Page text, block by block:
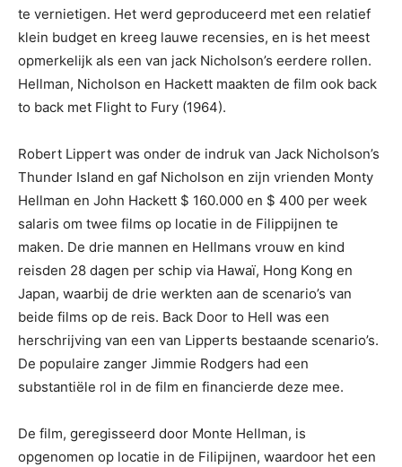
te vernietigen. Het werd geproduceerd met een relatief
klein budget en kreeg lauwe recensies, en is het meest
opmerkelijk als een van jack Nicholson’s eerdere rollen.
Hellman, Nicholson en Hackett maakten de film ook back
to back met Flight to Fury (1964).‎
‎Robert Lippert was onder de indruk van Jack Nicholson’s
Thunder Island en gaf Nicholson en zijn vrienden Monty
Hellman en John Hackett $ 160.000 en $ 400 per week
salaris om twee films op locatie in de Filippijnen te
maken. De drie mannen en Hellmans vrouw en kind
reisden 28 dagen per schip via Hawaï, Hong Kong en
Japan, waarbij de drie werkten aan de scenario’s van
beide films op de reis. Back Door to Hell was een
herschrijving van een van Lipperts bestaande scenario’s.
De populaire zanger Jimmie Rodgers had een
substantiële rol in de film en financierde deze mee.‎
‎De film, geregisseerd door Monte Hellman, is
opgenomen op locatie in de Filipijnen, waardoor het een